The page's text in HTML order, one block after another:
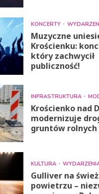
KONCERTY
Muzyczne
Krościenku:
który zachwycił
publiczność!
INFRASTRUKTURA
Krościenko nad
modernizuje
gruntów rolnych
KULTURA
Gulliver na
powietrzu –